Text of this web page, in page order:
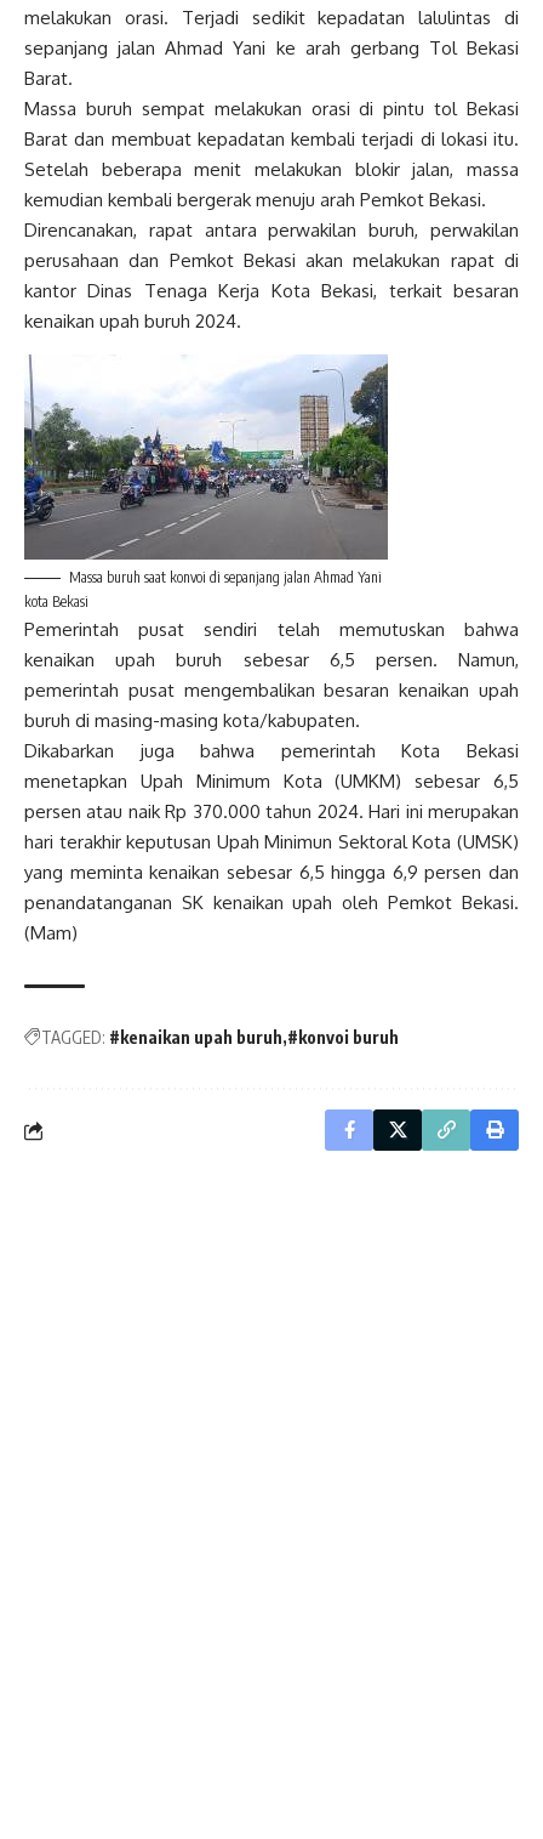
melakukan orasi. Terjadi sedikit kepadatan lalulintas di
sepanjang jalan Ahmad Yani ke arah gerbang Tol Bekasi
Barat.
Massa buruh sempat melakukan orasi di pintu tol Bekasi
Barat dan membuat kepadatan kembali terjadi di lokasi itu.
Setelah beberapa menit melakukan blokir jalan, massa
kemudian kembali bergerak menuju arah Pemkot Bekasi.
Direncanakan, rapat antara perwakilan buruh, perwakilan
perusahaan dan Pemkot Bekasi akan melakukan rapat di
kantor Dinas Tenaga Kerja Kota Bekasi, terkait besaran
kenaikan upah buruh 2024.
Massa buruh saat konvoi di sepanjang jalan Ahmad Yani
kota Bekasi
Pemerintah pusat sendiri telah memutuskan bahwa
kenaikan upah buruh sebesar 6,5 persen. Namun,
pemerintah pusat mengembalikan besaran kenaikan upah
buruh di masing-masing kota/kabupaten.
Dikabarkan juga bahwa pemerintah Kota Bekasi
menetapkan Upah Minimum Kota (UMKM) sebesar 6,5
persen atau naik Rp 370.000 tahun 2024. Hari ini merupakan
hari terakhir keputusan Upah Minimun Sektoral Kota (UMSK)
yang meminta kenaikan sebesar 6,5 hingga 6,9 persen dan
penandatanganan SK kenaikan upah oleh Pemkot Bekasi.
(Mam)
TAGGED: #kenaikan upah buruh #konvoi buruh